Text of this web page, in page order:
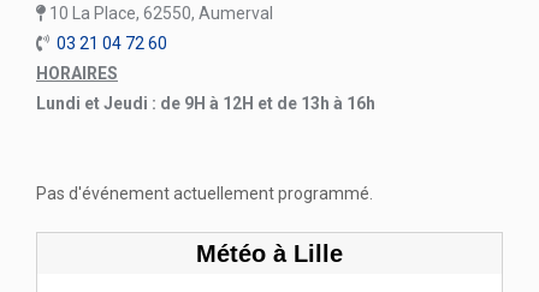
10 La Place, 62550, Aumerval
03 21 04 72 60
HORAIRES
Lundi et Jeudi : de 9H à 12H et de 13h à 16h
Pas d'événement actuellement programmé.
Météo à Lille